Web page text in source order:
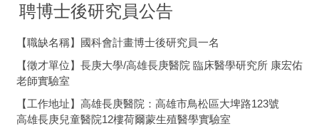
聘博士後研究員公告
【職缺名稱】國科會計畫博士後研究員一名
【徵才單位】長庚大學/高雄長庚醫院 臨床醫學研究所 康宏佑
老師實驗室
【工作地址】高雄長庚醫院：高雄市鳥松區大埤路123號
高雄長庚兒童醫院12樓荷爾蒙生殖醫學實驗室